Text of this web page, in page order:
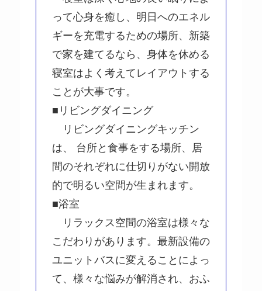
って心身を癒し、明日へのエネル
ギーを充電するための場所、新築
で家を建てるなら、身体を休める
寝室はよく考えてレイアウトする
ことが大事です。
■リビングダイニング
リビングダイニングキッチン
は、 台所と食事をする場所、居
間のそれぞれに仕切りがない開放
的で明るい空間が生まれます。
■浴室
リラックス空間の浴室は様々な
こだわりがあります。最新設備の
ユニットバスに変えることによっ
て、様々な悩みが解消され、おふ